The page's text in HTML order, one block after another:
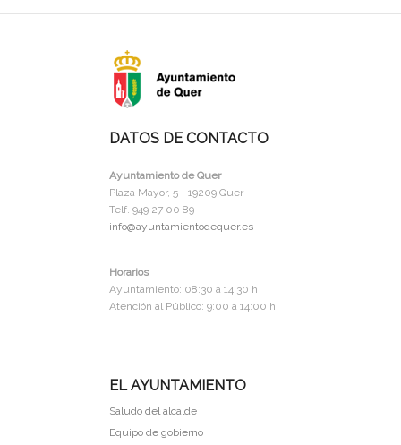
DATOS DE CONTACTO
Ayuntamiento de Quer
Plaza Mayor, 5 - 19209 Quer
Telf. 949 27 00 89
info@ayuntamientodequer.es
Horarios
Ayuntamiento: 08:30 a 14:30 h
Atención al Público: 9:00 a 14:00 h
EL AYUNTAMIENTO
Saludo del alcalde
Equipo de gobierno